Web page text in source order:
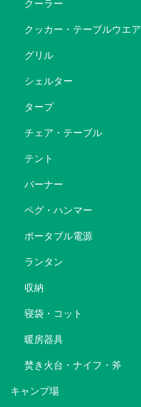
クーラー
クッカー・テーブルウエア
グリル
シェルター
タープ
チェア・テーブル
テント
バーナー
ペグ・ハンマー
ポータブル電源
ランタン
収納
寝袋・コット
暖房器具
焚き火台・ナイフ・斧
キャンプ場